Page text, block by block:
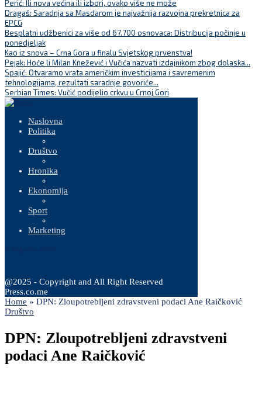
Perić: Ili nova većina ili izbori, ovako više ne može
Dragaš: Saradnja sa Masdarom je najvažnija razvojna prekretnica za
EPCG
Besplatni udžbenici za više od 67.700 osnovaca: Distribucija počinje u
ponedjeljak
Kao iz snova – Crna Gora u finalu Svjetskog prvenstva!
Pejak: Hoće li Milan Knežević i Vučića nazvati izdajnikom zbog dolaska...
Spajić: Otvaramo vrata američkim investicijama i savremenim
tehnologijama, rezultati saradnje govoriće...
Serbian Times: Vučić podijelio crkvu u Crnoj Gori
Naslovna
Politika
Društvo
Hronika
Ekonomija
Sport
Marketing
@2025 - Copyright and All Right Reserved
Press.co.me
Home » DPN: Zloupotrebljeni zdravstveni podaci Ane Raičković
Društvo
DPN: Zloupotrebljeni zdravstveni
podaci Ane Raičković